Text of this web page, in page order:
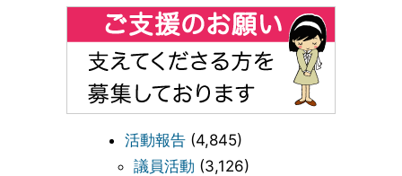
活動報告 (4,845)
議員活動 (3,126)